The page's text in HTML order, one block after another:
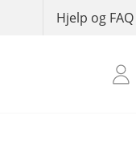
Hjelp og FAQ